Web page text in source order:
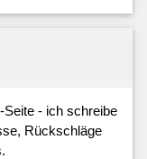
- ich schreibe
Rückschläge